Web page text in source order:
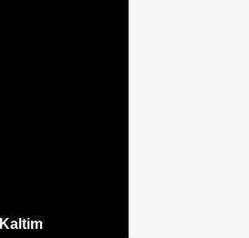
Kaltim